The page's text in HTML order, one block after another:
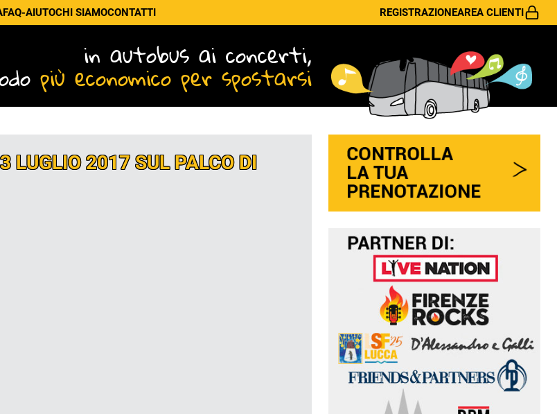
FAQ-AIUTOCHI SIAMOCONTATTI REGISTRAZIONEAREA CLIENTI
in autobus ai concerti,
più economico per spostarsi
LUGLIO 2017 SUL PALCO DI